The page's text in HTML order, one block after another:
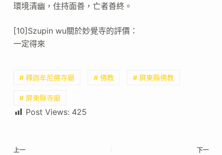
環境清幽，住持面善，亡者善終。
[10]Szupin wu關於妙覺寺的評價：
一定得來
# 釋迦牟尼佛寺廟 # 佛教 # 屏東縣佛教
# 屏東縣寺廟
Post Views: 425
上一 下一